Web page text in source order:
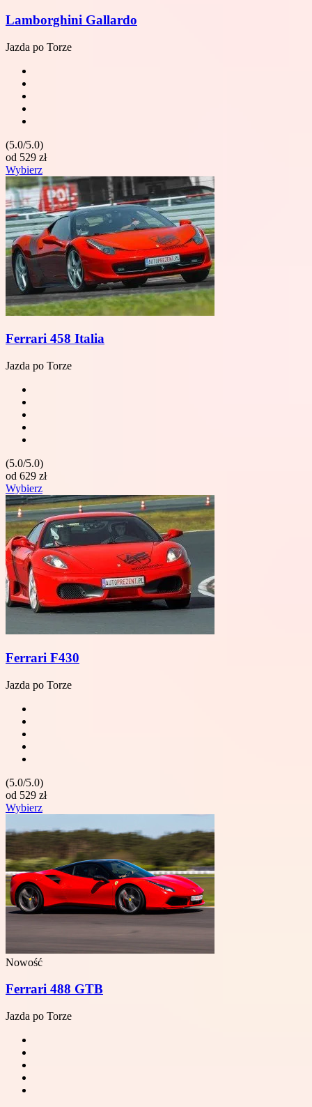
Lamborghini Gallardo
Jazda po Torze
(5.0/5.0)
od 529 zł
Wybierz
Ferrari 458 Italia
Jazda po Torze
(5.0/5.0)
od 629 zł
Wybierz
Ferrari F430
Jazda po Torze
(5.0/5.0)
od 529 zł
Wybierz
Nowość
Ferrari 488 GTB
Jazda po Torze